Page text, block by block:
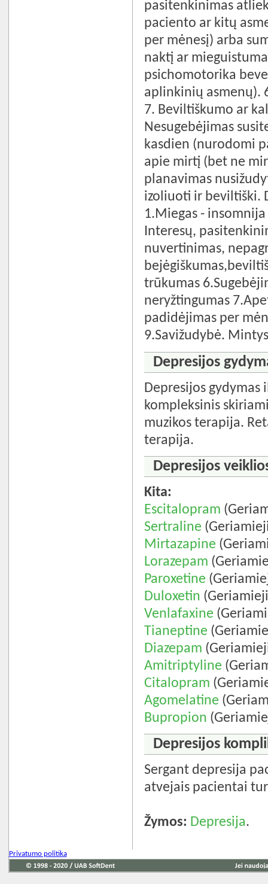
pasitenkinimas
paciento ar kitų
per mėnesį) arba
naktį ar
psichomotorika
aplinkinių asmenų).
7. Beviltiškumo ar
Nesugebėjimas
kasdien (nurodomi
apie mirtį (bet ne
planavimas
izoliuoti ir beviltiški.
1.Miegas -
Interesų,
nuvertinimas,
trūkumas
neryžtingumas
padidėjimas per
9.Savižudybė.
Depresijos
Depresijos gydymas
kompleksinis
muzikos terapija.
terapija.
Depresijos
Kita:
Escitalopram
Sertraline
Mirtazapine
Lorazepam
Paroxetine
Duloxetin
Venlafaxine
Tianeptine
Diazepam
Amitriptyline
Citalopram
Agomelatine
Bupropion
Depresijos
Sergant depresija
atvejais pacientai
Žymos: Depresija.
Privatumo politika